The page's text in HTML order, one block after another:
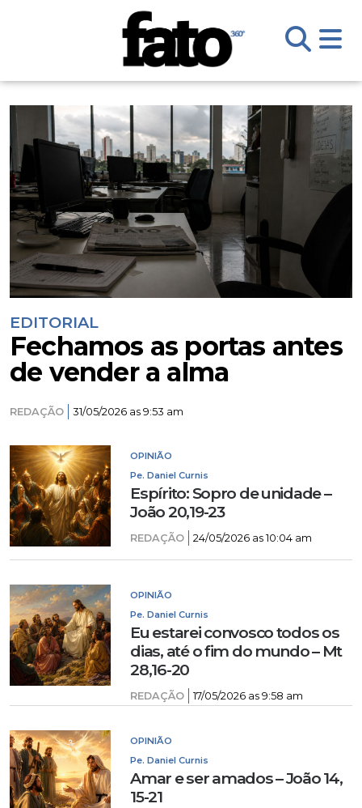
EDITORIAL
Fechamos as portas antes
de vender a alma
REDAÇÃO 31/05/2026 as 9:53 am
OPINIÃO
Pe. Daniel Curnis
Espírito: Sopro de unidade –
João 20,19-23
REDAÇÃO 24/05/2026 as 10:04 am
OPINIÃO
Pe. Daniel Curnis
Eu estarei convosco todos os
dias, até o fim do mundo – Mt
28,16-20
REDAÇÃO 17/05/2026 as 9:58 am
OPINIÃO
Pe. Daniel Curnis
Amar e ser amados – João 14,
15-21